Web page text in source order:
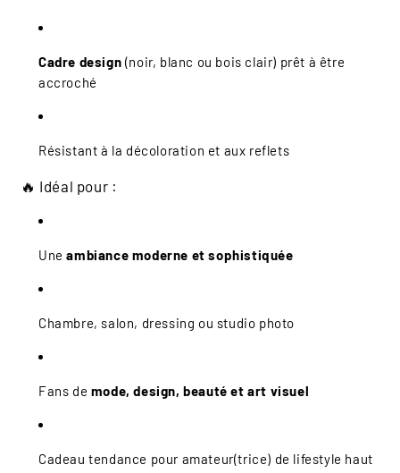
Cadre design (noir, blanc ou bois clair) prêt à être
accroché
Résistant à la décoloration et aux reflets
🔥 Idéal pour :
Uneambiance moderne et sophistiquée
Chambre, salon, dressing ou studio photo
Fans de mode, design, beauté et art visuel
Cadeau tendance pour amateur(trice) de lifestyle haut